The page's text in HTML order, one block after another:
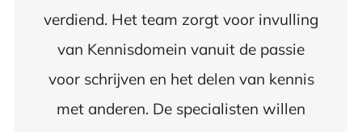
verdiend. Het team zorgt voor invulling
van Kennisdomein vanuit de passie
voor schrijven en het delen van kennis
met anderen. De specialisten willen